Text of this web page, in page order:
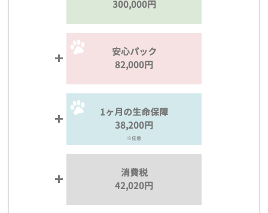
300,000円
安心パック
82,000円
1ヶ月の生命保障
38,200円
※任意
消費税
42,020円